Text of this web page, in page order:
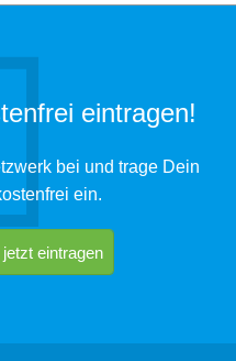
eintragen!
bei und trage Dein
ein.
eintragen